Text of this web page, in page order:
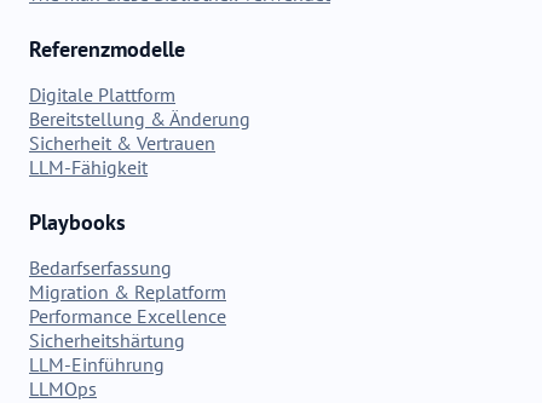
Referenzmodelle
Digitale Plattform
Bereitstellung & Änderung
Sicherheit & Vertrauen
LLM-Fähigkeit
Playbooks
Bedarfserfassung
Migration & Replatform
Performance Excellence
Sicherheitshärtung
LLM-Einführung
LLMOps